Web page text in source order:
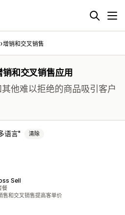
增销和交叉销售
和交叉销售应用
他难以拒绝的商品吸引客户
语言 清除
Sell
餐
售和交叉销售提高客单价